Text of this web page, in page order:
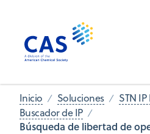
Inicio Soluciones
STN
Buscador de IP
Búsqueda de libertad de